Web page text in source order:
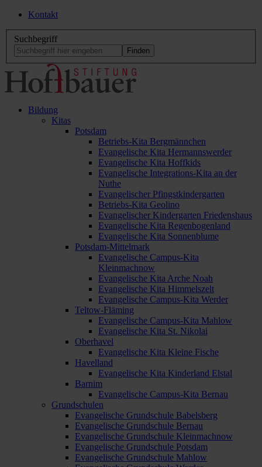
Kontakt
Suchbegriff
Bildung
Kitas
Potsdam
Betriebs-Kita Bergmännchen
Evangelische Kita Hermannswerder
Evangelische Kita Hoffkids
Evangelische Integrations-Kita an der
Nuthe
Evangelischer Pfingstkindergarten
Betriebs-Kita Geolino
Evangelischer Kindergarten Friedenshaus
Evangelische Kita Regenbogenland
Evangelische Kita Sonnenblume
Potsdam-Mittelmark
Evangelische Campus-Kita
Kleinmachnow
Evangelische Kita Arche Noah
Evangelische Kita Himmelszelt
Evangelische Campus-Kita Werder
Teltow-Fläming
Evangelische Campus-Kita Mahlow
Evangelische Kita St. Nikolai
Oberhavel
Evangelische Kita Kleine Fische
Havelland
Evangelische Kita Kinderland Elstal
Barnim
Evangelische Campus-Kita Bernau
Grundschulen
Evangelische Grundschule Babelsberg
Evangelische Grundschule Bernau
Evangelische Grundschule Kleinmachnow
Evangelische Grundschule Potsdam
Evangelische Grundschule Mahlow